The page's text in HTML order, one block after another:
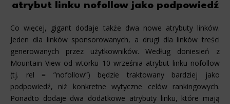
atrybut linku nofollow jako podpowiedź
Co więcej, gigant dodaje także dwa nowe atrybuty linków.
Jeden dla linków sponsorowanych, a drugi dla linków treści
generowanych przez użytkowników. Według doniesień z
Mountain View od wtorku 10 września atrybut linku nofollow
(tj. rel = ”nofollow”) będzie traktowany bardziej jako
podpowiedź, niż konkretne wytyczne celów rankingowych.
Ponadto dodaje dwa dodatkowe atrybuty linku, które mają